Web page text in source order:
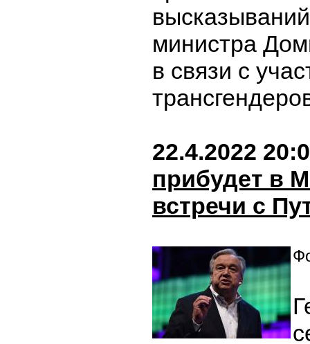
министра
в связи с
22.4.2022
прибудет в
встречи с